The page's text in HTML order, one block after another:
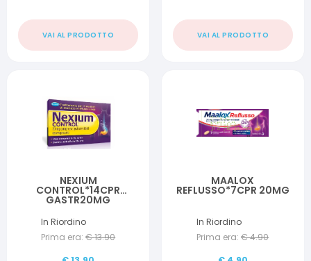
VAI AL PRODOTTO VAI AL PRODOTTO
NEXIUM
CONTROL*14CPR
GASTR20MG
In Riordino
Prima era: €13.90
MAALOX
REFLUSSO*7CPR 20MG
In Riordino
Prima era: €4.90